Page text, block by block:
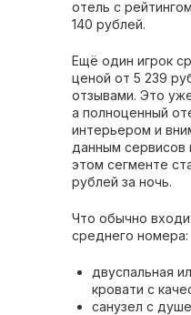
отель с
140 рублей.
Ещё один игрок
ценой от 5 239
отзывами. Это
а полноценный
интерьером и
данным сервисов
этом сегменте
рублей за ночь.
Что обычно
среднего номера:
двуспальная
кровати с
санузел с